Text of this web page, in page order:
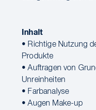
Inhalt
• Richtige Nutzung
Produkte
• Auftragen von
Unreinheiten
• Farbanalyse
• Augen Make-up